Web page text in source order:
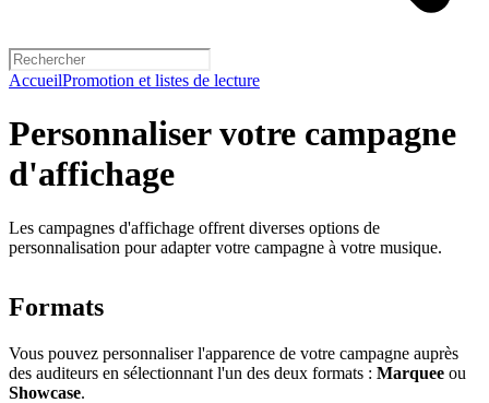
AccueilPromotion et listes de lecture
Personnaliser votre campagne
d'affichage
Les campagnes d'affichage offrent diverses options de
personnalisation pour adapter votre campagne à votre musique.
Formats
Vous pouvez personnaliser l'apparence de votre campagne auprès
des auditeurs en sélectionnant l'un des deux formats : Marquee ou
Showcase.